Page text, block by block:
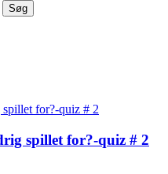
spillet for?-quiz # 2